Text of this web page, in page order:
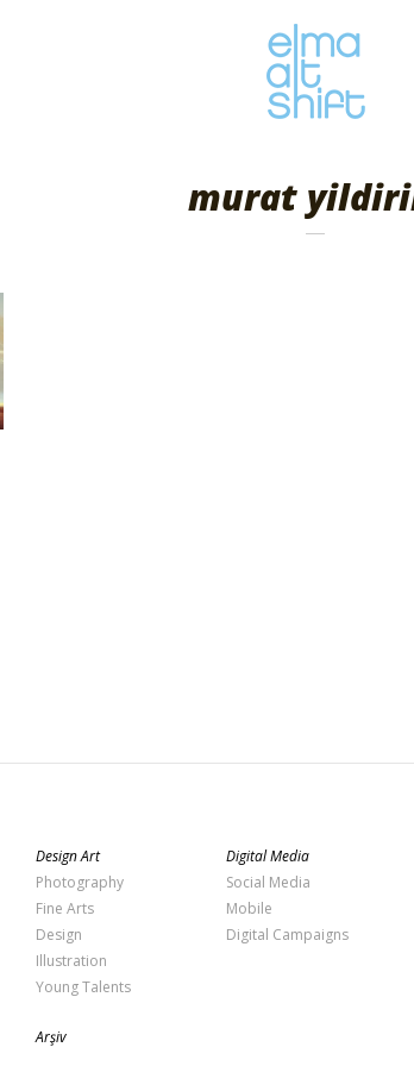
murat
Design Art
Photography
Fine Arts
Design
Illustration
Young Talents
Digital Media
Social Media
Mobile
Digital Campaigns
Arşiv